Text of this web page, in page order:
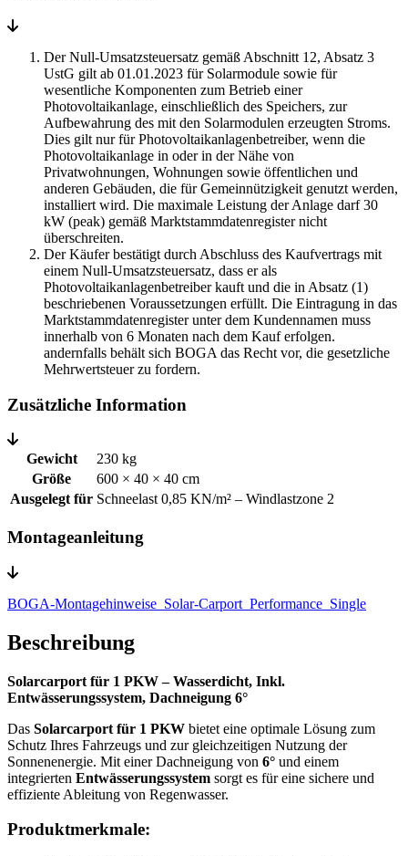
Der Null-Umsatzsteuersatz gemäß Abschnitt 12, Absatz 3
UstG gilt ab 01.01.2023 für Solarmodule sowie für
wesentliche Komponenten zum Betrieb einer
Photovoltaikanlage, einschließlich des Speichers, zur
Aufbewahrung des mit den Solarmodulen erzeugten Stroms.
Dies gilt nur für Photovoltaikanlagenbetreiber, wenn die
Photovoltaikanlage in oder in der Nähe von
Privatwohnungen, Wohnungen sowie öffentlichen und
anderen Gebäuden, die für Gemeinnützigkeit genutzt werden,
installiert wird. Die maximale Leistung der Anlage darf 30
kW (peak) gemäß Marktstammdatenregister nicht
überschreiten.
Der Käufer bestätigt durch Abschluss des Kaufvertrags mit
einem Null-Umsatzsteuersatz, dass er als
Photovoltaikanlagenbetreiber kauft und die in Absatz (1)
beschriebenen Voraussetzungen erfüllt. Die Eintragung in das
Marktstammdatenregister unter dem Kundennamen muss
innerhalb von 6 Monaten nach dem Kauf erfolgen.
andernfalls behält sich BOGA das Recht vor, die gesetzliche
Mehrwertsteuer zu fordern.
Zusätzliche Information
Gewicht
230 kg
Größe
600 × 40 × 40 cm
Ausgelegt für Schneelast 0,85 KN/m² – Windlastzone 2
Montageanleitung
BOGA-Montagehinweise_Solar-Carport_Performance_Single
Beschreibung
Solarcarport für 1 PKW – Wasserdicht, Inkl.
Entwässerungssystem, Dachneigung 6°
Das Solarcarport für 1 PKW bietet eine optimale Lösung zum
Schutz Ihres Fahrzeugs und zur gleichzeitigen Nutzung der
Sonnenenergie. Mit einer Dachneigung von 6° und einem
integrierten Entwässerungssystem sorgt es für eine sichere und
effiziente Ableitung von Regenwasser.
Produktmerkmale: